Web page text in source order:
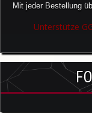
Mit jeder Bestellung
Unterstütze